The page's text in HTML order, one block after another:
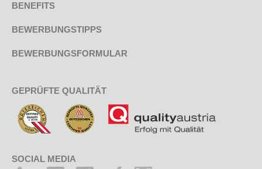
BENEFITS
BEWERBUNGSTIPPS
BEWERBUNGSFORMULAR
GEPRÜFTE QUALITÄT
SOCIAL MEDIA